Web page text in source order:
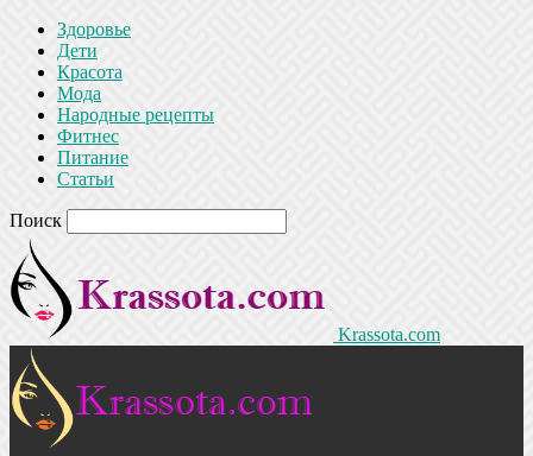
Здоровье
Дети
Красота
Мода
Народные рецепты
Фитнес
Питание
Статьи
Поиск
Krassota.com